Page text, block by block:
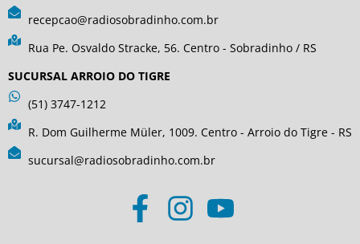
recepcao@radiosobradinho.com.br
Rua Pe. Osvaldo Stracke, 56. Centro - Sobradinho / RS
SUCURSAL ARROIO DO TIGRE
(51) 3747-1212
R. Dom Guilherme Müler, 1009. Centro - Arroio do Tigre - RS
sucursal@radiosobradinho.com.br